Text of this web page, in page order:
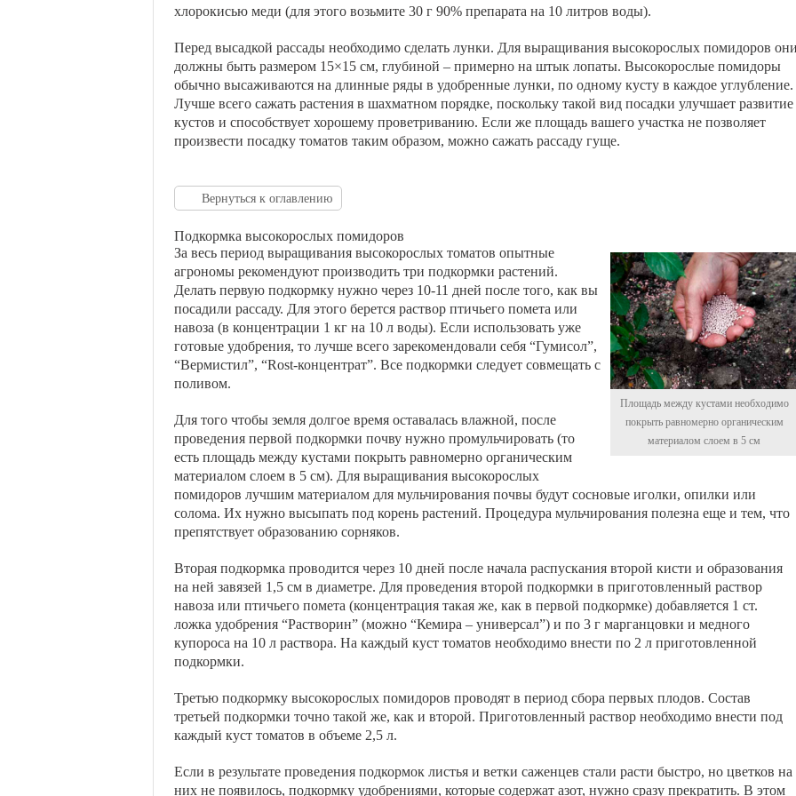
хлорокисью меди (для этого возьмите 30 г 90% препарата на 10 литров воды).
Перед высадкой рассады необходимо сделать лунки. Для выращивания высокорослых помидоров
должны быть размером 15×15 см, глубиной – примерно на штык лопаты. Высокорослые помидоры
обычно высаживаются на длинные ряды в удобренные лунки, по одному кусту в каждое углубление.
Лучше всего сажать растения в шахматном порядке, поскольку такой вид посадки улучшает развитие
кустов и способствует хорошему проветриванию. Если же площадь вашего участка не позволяет
произвести посадку томатов таким образом, можно сажать рассаду гуще.
Вернуться к оглавлению
Подкормка высокорослых помидоров
Площадь между кустами необходимо
покрыть равномерно органическим
материалом слоем в 5 см
За весь период выращивания высокорослых томатов опытные
агрономы рекомендуют производить три подкормки растений.
Делать первую подкормку нужно через 10-11 дней после того, как вы
посадили рассаду. Для этого берется раствор птичьего помета или
навоза (в концентрации 1 кг на 10 л воды). Если использовать уже
готовые удобрения, то лучше всего зарекомендовали себя “Гумисол”,
“Вермистил”, “Rost-концентрат”. Все подкормки следует совмещать с
поливом.
Для того чтобы земля долгое время оставалась влажной, после
проведения первой подкормки почву нужно промульчировать (то
есть площадь между кустами покрыть равномерно органическим
материалом слоем в 5 см). Для выращивания высокорослых
помидоров лучшим материалом для мульчирования почвы будут сосновые иголки, опилки или
солома. Их нужно высыпать под корень растений. Процедура мульчирования полезна еще и тем, что
препятствует образованию сорняков.
Вторая подкормка проводится через 10 дней после начала распускания второй кисти и образования
на ней завязей 1,5 см в диаметре. Для проведения второй подкормки в приготовленный раствор
навоза или птичьего помета (концентрация такая же, как в первой подкормке) добавляется 1 ст.
ложка удобрения “Растворин” (можно “Кемира – универсал”) и по 3 г марганцовки и медного
купороса на 10 л раствора. На каждый куст томатов необходимо внести по 2 л приготовленной
подкормки.
Третью подкормку высокорослых помидоров проводят в период сбора первых плодов. Состав
третьей подкормки точно такой же, как и второй. Приготовленный раствор необходимо внести под
каждый куст томатов в объеме 2,5 л.
Если в результате проведения подкормок листья и ветки саженцев стали расти быстро, но цветков на
них не появилось, подкормку удобрениями, которые содержат азот, нужно сразу прекратить. В этом